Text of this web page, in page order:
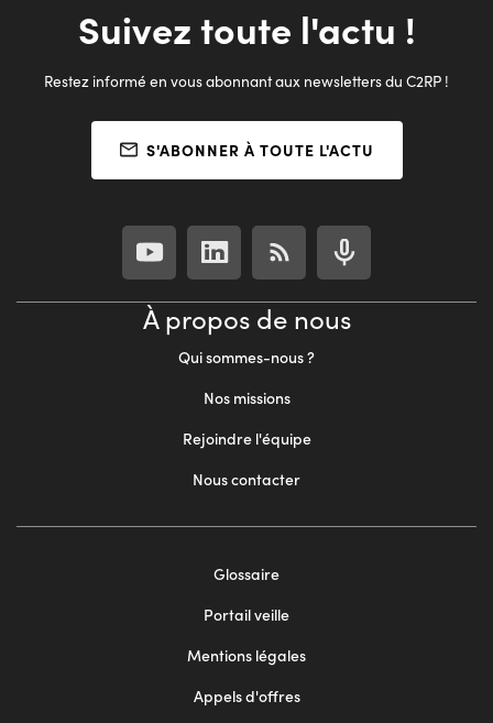
Suivez toute l'actu !
Restez informé en vous abonnant aux newsletters du C2RP !
S'ABONNER À TOUTE L'ACTU
À propos de nous
Qui sommes-nous ?
Nos missions
Rejoindre l'équipe
Nous contacter
Glossaire
Portail veille
Mentions légales
Appels d'offres